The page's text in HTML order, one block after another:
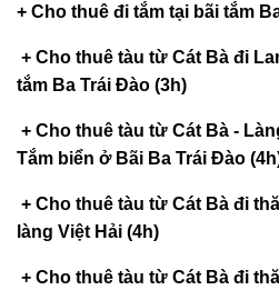
+ Cho thuê đi tắm tại bãi tắm
+ Cho thuê tàu từ Cát Bà đi
tắm Ba Trái Đào (3h)
+ Cho thuê tàu từ Cát Bà -
Tắm biển ở Bãi Ba Trái Đào
+ Cho thuê tàu từ Cát Bà đi
làng Việt Hải (4h)
+ Cho thuê tàu từ Cát Bà đi